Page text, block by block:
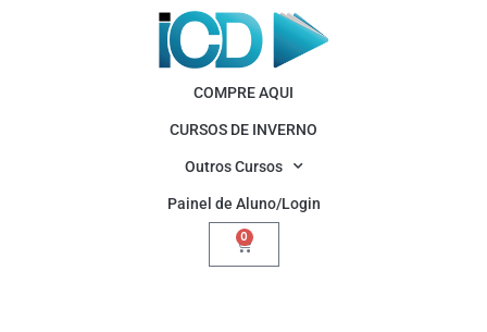
COMPRE AQUI
CURSOS DE INVERNO
Outros Cursos
Painel de Aluno/Login
0